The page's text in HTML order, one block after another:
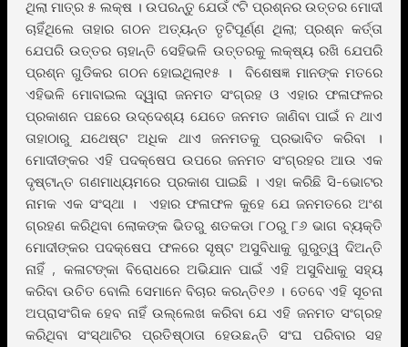
ଥିଲା ମାତ୍ର ୫ ଲକ୍ଷ । ଉପରନ୍ତୁ ଯେଉଁ ୯ଟି ପ୍ରଶ୍ନର ଉତ୍ତର ମୋଦୀ
ଚାହିଁଥିଲେ ତାହାର ଗଠନ ଅତ୍ୟନ୍ତ ତୃଟିପୂର୍ଣ୍ଣ ଥିଲା; ପ୍ରଶ୍ନ କର୍ତ୍ତା
ଯେପରି ଉତ୍ତର ଚାହାନ୍ତି ସେହିଭଳି ଉତ୍ତରକୁ ଲକ୍ଷ୍ୟ ରଖି ଯେପରି
ପ୍ରଶ୍ନ ଗୁଡିକର ଗଠନ ହୋଇଥିଲା୧୫ । ବିଶେଷଜ୍ଞ ମାନଙ୍କ ମତରେ
ଏହିଭଳି ମୋବାଇଲ ଦ୍ୱାରା ଜନମତ ସଂଗ୍ରହ ଓ ଏହାର ଫଳାଫଳର
ପ୍ରକାଶନ ପଛରେ ଉଦ୍ଦେଶ୍ୟ ଯେତେ ଜନମତ ଜାଣିବା ପାଇଁ ନ ଥାଏ
ତାହାଠାରୁ ଯଥେଷ୍ଟ ଅଧିକ ଥାଏ ଜନମତକୁ ପ୍ରଭାବିତ କରିବା ।
ମୋଦୀଙ୍କର ଏହି ପଦକ୍ଷେପ ଉପରେ ଜନମତ ସଂଗ୍ରହର ଆଉ ଏକ
ଦୃଷ୍ଟାନ୍ତ ଗଣମାଧ୍ୟମରେ ପ୍ରକାଶ ପାଇଛି । ଏହା କରିଛି ସି-ଭୋଟର
ନାମକ ଏକ ସଂସ୍ଥା । ଏହାର ଫଳାଫଳ କୁହେ ଯେ ଜନମତରେ ଅଂଶ
ଗ୍ରହଣ କରିଥିବା ଲୋକଙ୍କ ଭିତରୁ ଶତକଡା ୮୦ରୁ ୮୬ ଭାଗ ବ୍ୟକ୍ତି
ମୋଦୀଙ୍କର ପଦକ୍ଷେପ ଫଳରେ ସୃଷ୍ଟ ଅସୁବିଧାକୁ ଗୁରୁତ୍ୱ ଦିଅନ୍ତି
ନାହିଁ , କଳାଟଙ୍କା ବିରୋଧରେ ଅଭିଯାନ ପାଇଁ ଏହି ଅସୁବିଧାକୁ ସହ୍ୟ
କରିବା ଉଚିତ ବୋଲି ସେମାନେ ବିଚାର କରନ୍ତି୧୬ । ତେବେ ଏହି ସୂଚନା
ଅପ୍ରାସଂଗିକ ହେବ ନାହିଁ ଉଲ୍ଲେଖ କରିବା ଯେ ଏହି ଜନମତ ସଂଗ୍ରହ
କରିଥିବା ସଂସ୍ଥାଟିର ପ୍ରତିଷ୍ଠାତା ହେଉଛନ୍ତି ସଂଘ ପରିବାର ସହ